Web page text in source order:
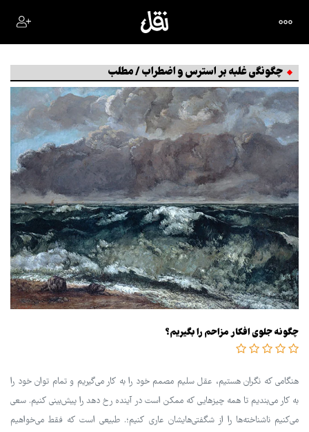
چگونگی غلبه بر استرس و اضطراب / مطلب
چگونه جلوی افکار مزاحم را بگیریم؟
هنگامی که نگران هستیم، عقل سلیم مصمم خود را به کار می‌گیریم و تمام توان خود را
به کار می‌بندیم تا همه چیزهایی که ممکن است در آینده رخ دهد را پیش‌بینی کنیم. سعی
می‌کنیم ناشناخته‌ها را از شگفتی‌هایشان عاری کنیم؛. طبیعی است که فقط می‌خواهیم